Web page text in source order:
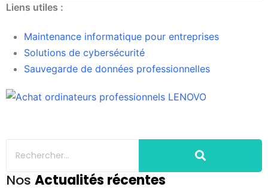
Liens utiles :
Maintenance informatique pour entreprises
Solutions de cybersécurité
Sauvegarde de données professionnelles
Nos Actualités récentes